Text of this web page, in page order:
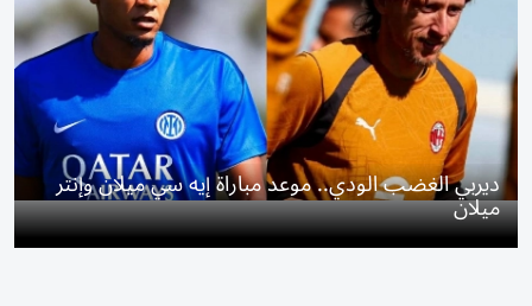
ديربي الغضب الودي.. موعد مباراة إيه سي ميلان وإنتر
ميلان